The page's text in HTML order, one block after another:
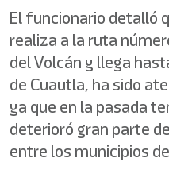
El funcionario detalló
realiza a la ruta
del Volcán y llega
de Cuautla, ha sido
ya que en la pasada
deterioró gran parte
entre los municipios